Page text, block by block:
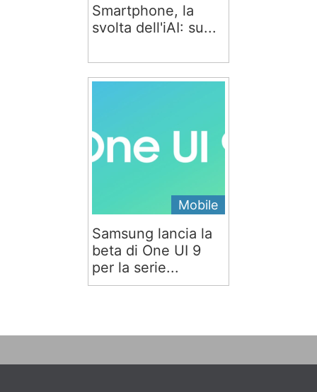
Smartphone, la
svolta dell'iAI: su...
Mobile
Samsung lancia la
beta di One UI 9
per la serie...